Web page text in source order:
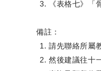
《表格七》「
備註：
請先聯絡所屬
然後建議往十